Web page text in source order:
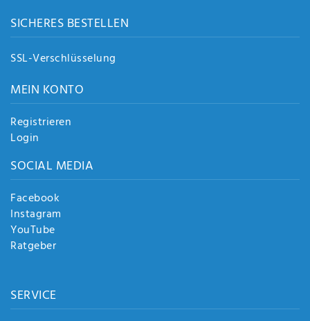
SICHERES BESTELLEN
SSL-Verschlüsselung
MEIN KONTO
Registrieren
Login
SOCIAL MEDIA
Facebook
Instagram
YouTube
Ratgeber
SERVICE